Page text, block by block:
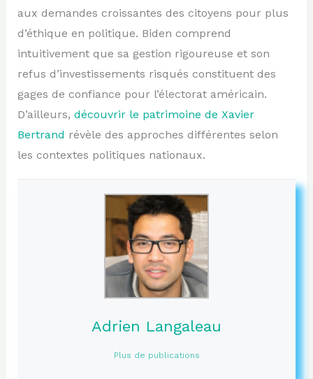
aux demandes croissantes des citoyens pour plus
d’éthique en politique. Biden comprend
intuitivement que sa gestion rigoureuse et son
refus d’investissements risqués constituent des
gages de confiance pour l’électorat américain.
D’ailleurs, découvrir le patrimoine de Xavier
Bertrand révèle des approches différentes selon
les contextes politiques nationaux.
Adrien Langaleau
Plus de publications